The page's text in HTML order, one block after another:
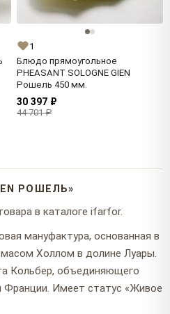
1
Блюдо прямоугольное
PHEASANT SOLOGNE GIEN
Рошель 450 мм.
30 397 ₽
44 701 ₽
РОШЕЛЬ»
в каталоге ifarfor.
мануфактура, основанная в
Холлом в долине Луары.
Кольбер, объединяющего
Имеет статус «Живое